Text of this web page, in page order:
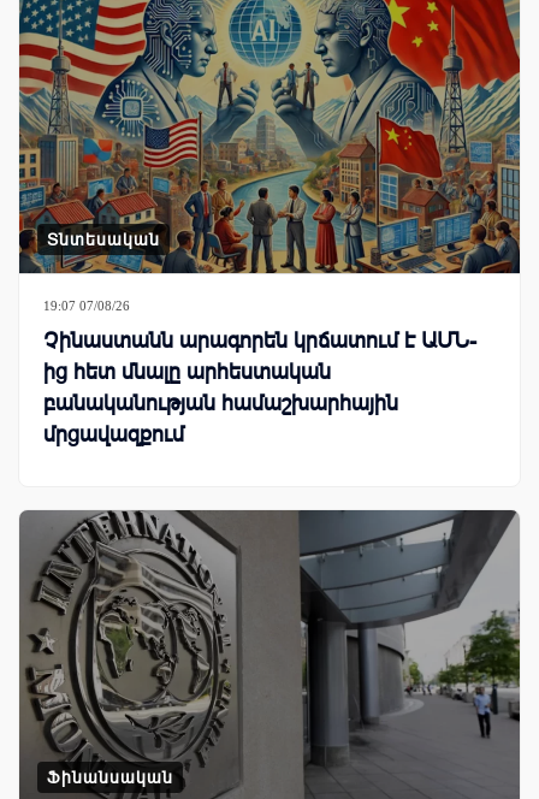
Տնտեսական
19:07 07/08/26
Չինաստանն արագորեն կրճատում է ԱՄՆ-
ից հետ մնալը արհեստական
բանականության համաշխարհային
մրցավազքում
Ֆինանսական